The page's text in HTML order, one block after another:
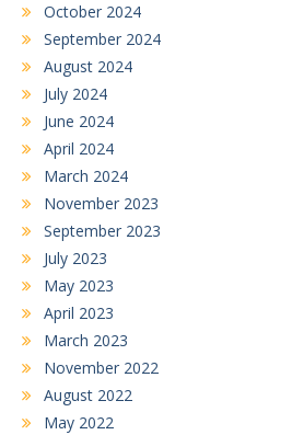
October 2024
September 2024
August 2024
July 2024
June 2024
April 2024
March 2024
November 2023
September 2023
July 2023
May 2023
April 2023
March 2023
November 2022
August 2022
May 2022